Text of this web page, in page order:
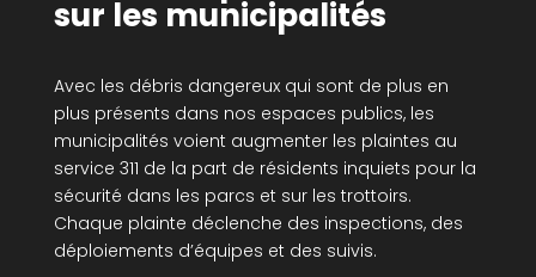
sur les municipalités
Avec les débris dangereux qui sont de plus en
plus présents dans nos espaces publics, les
municipalités voient augmenter les plaintes au
service 311 de la part de résidents inquiets pour la
sécurité dans les parcs et sur les trottoirs.
Chaque plainte déclenche des inspections, des
déploiements d’équipes et des suivis.